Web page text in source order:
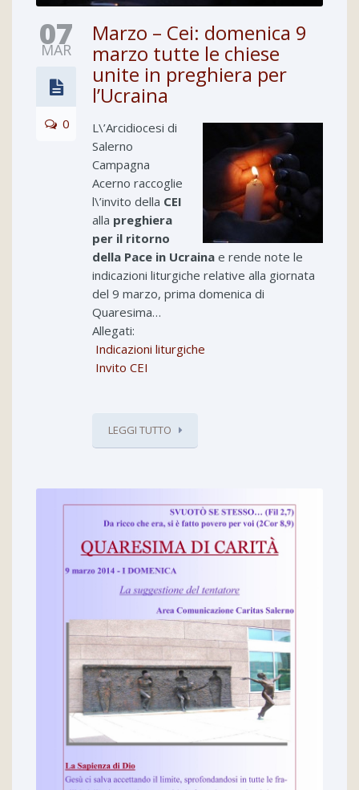
07
MAR
0
Marzo – Cei: domenica 9
marzo tutte le chiese
unite in preghiera per
l’Ucraina
L\’Arcidiocesi di
Salerno
Campagna
Acerno raccoglie
l\’invito della CEI
alla preghiera
per il ritorno
della Pace in Ucraina e rende note le
indicazioni liturgiche relative alla giornata
del 9 marzo, prima domenica di
Quaresima…
Allegati:
Indicazioni liturgiche
Invito CEI
LEGGI TUTTO